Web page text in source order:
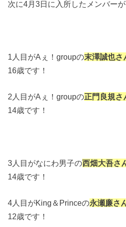
次に4月3日に入所したメンバーが
1人目がAぇ！groupの末澤誠也さ
16歳です！
2人目がAぇ！groupの正門良規さ
14歳です！
3人目がなにわ男子の西畑大吾さ
14歳です！
4人目がKing＆Princeの永瀬廉さ
12歳です！